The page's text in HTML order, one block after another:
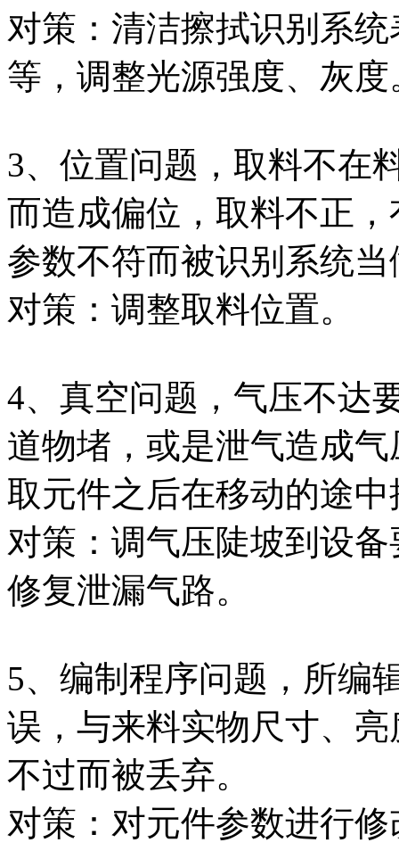
对策：清洁擦拭识别系
等，调整光源强度、灰
3、位置问题，取料不在
而造成偏位，取料不正
参数不符而被识别系统
对策：调整取料位置。
4、真空问题，气压不达
道物堵，或是泄气造成
取元件之后在移动的途中
对策：调气压陡坡到设
修复泄漏气路。
5、编制程序问题，所编
误，与来料实物尺寸、
不过而被丢弃。
对策：对元件参数进行修